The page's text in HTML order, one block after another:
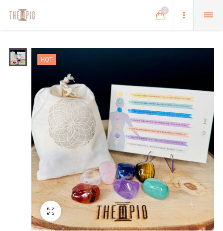
0
HOT
Schermo intero